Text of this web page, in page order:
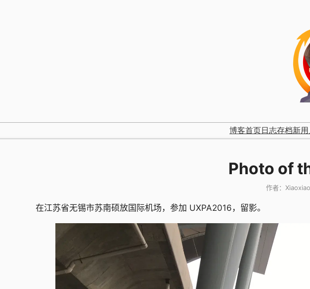
博客首页日志存档新
Photo of
作者： Xiaoxiao
在江苏省无锡市苏南硕放国际机场，参加 UXPA2016，留影。